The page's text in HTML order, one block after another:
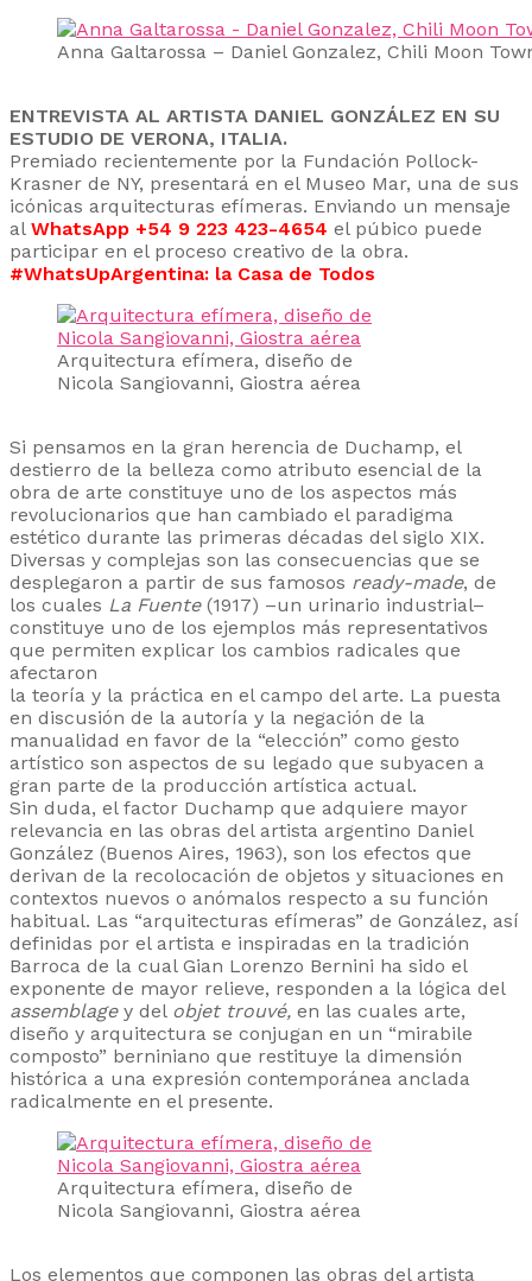
Anna Galtarossa – Daniel Gonzalez, Chili Moon
ENTREVISTA AL ARTISTA DANIEL GONZÁLEZ EN SU
ESTUDIO DE VERONA, ITALIA.
Premiado recientemente por la Fundación Pollock-
Krasner de NY, presentará en el Museo Mar, una de sus
icónicas arquitecturas efímeras. Enviando un mensaje
al WhatsApp +54 9 223 423-4654 el púbico puede
participar en el proceso creativo de la obra.
#WhatsUpArgentina: la Casa de Todos
Arquitectura efímera, diseño de
Nicola Sangiovanni, Giostra aérea
Si pensamos en la gran herencia de Duchamp, el
destierro de la belleza como atributo esencial de la
obra de arte constituye uno de los aspectos más
revolucionarios que han cambiado el paradigma
estético durante las primeras décadas del siglo XIX.
Diversas y complejas son las consecuencias que se
desplegaron a partir de sus famosos ready-made, de
los cuales La Fuente(1917) –un urinario industrial–
constituye uno de los ejemplos más representativos
que permiten explicar los cambios radicales que
afectaron
la teoría y la práctica en el campo del arte. La puesta
en discusión de la autoría y la negación de la
manualidad en favor de la “elección” como gesto
artístico son aspectos de su legado que subyacen a
gran parte de la producción artística actual.
Sin duda, el factor Duchamp que adquiere mayor
relevancia en las obras del artista argentino Daniel
González (Buenos Aires, 1963), son los efectos que
derivan de la recolocación de objetos y situaciones en
contextos nuevos o anómalos respecto a su función
habitual. Las “arquitecturas efímeras” de González, así
definidas por el artista e inspiradas en la tradición
Barroca de la cual Gian Lorenzo Bernini ha sido el
exponente de mayor relieve, responden a la lógica del
assemblagey del objet trouvé, en las cuales arte,
diseño y arquitectura se conjugan en un “mirabile
composto” berniniano que restituye la dimensión
histórica a una expresión contemporánea anclada
radicalmente en el presente.
Arquitectura efímera, diseño de
Nicola Sangiovanni, Giostra aérea
Los elementos que componen las obras del artista